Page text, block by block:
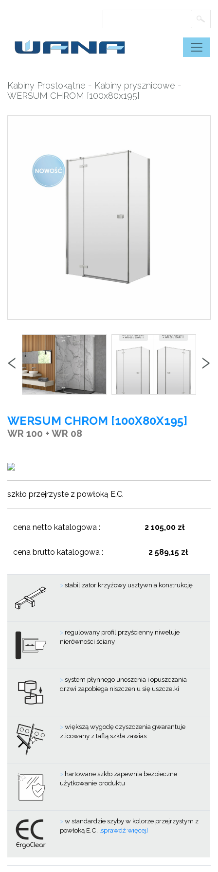
Kabiny Prostokątne - Kabiny prysznicowe -
WERSUM CHROM [100x80x195]
‹ ›
WERSUM CHROM [100X80X195]
WR 100 + WR 08
szkło przejrzyste z powłoką E.C.
cena netto katalogowa : 2 105,00 zł
cena brutto katalogowa : 2 589,15 zł
>stabilizator krzyżowy usztywnia konstrukcję
> regulowany profil przyścienny niweluje
nierówności ściany
>system płynnego unoszenia i opuszczania
drzwi zapobiega niszczeniu się uszczelki
>większą wygodę czyszczenia gwarantuje
zlicowany z taflą szkła zawias
> hartowane szkło zapewnia bezpieczne
użytkowanie produktu
>w standardzie szyby w kolorze przejrzystym z
powłoką E.C. [sprawdź więcej]